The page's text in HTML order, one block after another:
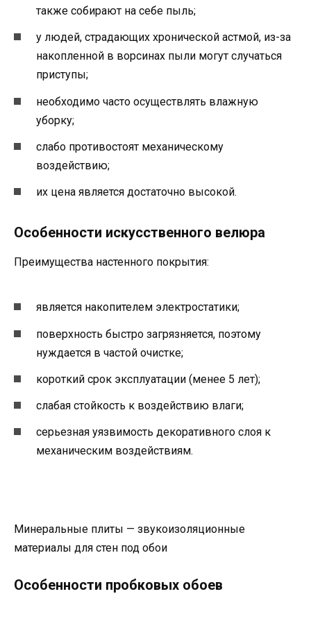
также собирают на себе пыль;
у людей, страдающих хронической астмой, из-за
накопленной в ворсинах пыли могут случаться
приступы;
необходимо часто осуществлять влажную
уборку;
слабо противостоят механическому
воздействию;
их цена является достаточно высокой.
Особенности искусственного велюра
Преимущества настенного покрытия:
является накопителем электростатики;
поверхность быстро загрязняется, поэтому
нуждается в частой очистке;
короткий срок эксплуатации (менее 5 лет);
слабая стойкость к воздействию влаги;
серьезная уязвимость декоративного слоя к
механическим воздействиям.
Минеральные плиты — звукоизоляционные
материалы для стен под обои
Особенности пробковых обоев